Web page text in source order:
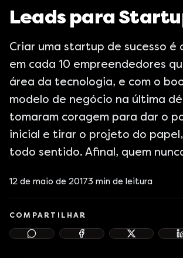
Leads para
Criar uma startup de sucesso é
em cada 10 empreendedores
área da tecnologia, e com o
modelo de negócio na última
tomaram coragem para dar o
inicial e tirar o projeto do
todo sentido. Afinal, quem
12 de maio de 20173 min de leitura
COMPARTILHAR